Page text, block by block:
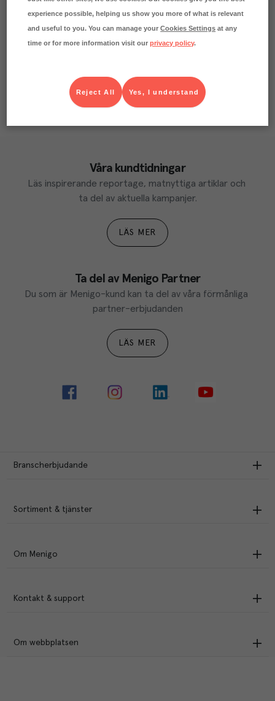
Läs mer om hur vi beräknar klimatavtryck
Våra kundtidningar
Läs inspirerande reportage, matnyttiga artiklar och
ta del av aktuella kampanjer.
LÄS MER
Ta del av Menigo Partner
Du som är Menigo-kund kan ta del av våra förmånliga
partner-erbjudanden
LÄS MER
Branscherbjudande
Sortiment & tjänster
Om Menigo
Kontakt & support
Om webbplatsen
experience possible, helping us show you more of what is relevant
and useful to you. You can manage yourCookies Settings at any
time or for more information visit ourprivacy policy.
Yes, I understand
Reject All